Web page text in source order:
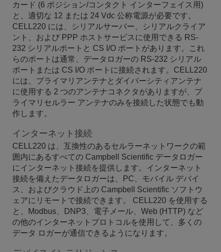
カード (6 ポジション/コンタクト インターフェイス用)
と、適切な 12 または 24 Vdc 公称電源が必要です。
CELL220 には、シリアルサーバー、シリアルクライア
ント、および PPP ホストサービスに使用できる RS-
232 シリアルポートと CS I/O ポートがあります。これ
らのポートは通常、データロガーの RS-232 シリアル
ポートまたは CS I/O ポートに接続されます。CELL220
には、プライマリアンテナとダイバーシティアンテナ
に使用する 2 つのアンテナコネクタがありますが、プ
ライマリセルラー アンテナのみを接続した状態でも動
作します。
インターネット接続
CELL220 は、互換性のあるセルラーネットワークの範
囲内にあるすべての Campbell Scientific データロガー
にインターネット接続を提供します。インターネット
接続を備えたデータロガーは、PC、モバイル デバイ
ス、およびクラウド上の Campbell Scientific ソフトウ
ェアにリモートで接続できます。 CELL220 を使用する
と、Modbus、DNP3、電子メール、Web (HTTP) など
の他のインターネットプロトコルを使用して、多くの
データ ロガーが通信できるようになります。